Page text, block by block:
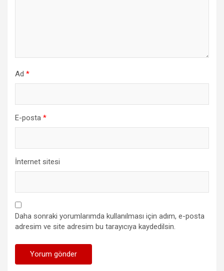
Ad *
E-posta *
İnternet sitesi
Daha sonraki yorumlarımda kullanılması için adım, e-posta
adresim ve site adresim bu tarayıcıya kaydedilsin.